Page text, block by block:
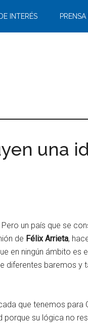
INTERÉS
una
un país que se
de Félix Arrieta,
en ningún ámbito es
diferentes baremos
que tenemos para
su lógica no